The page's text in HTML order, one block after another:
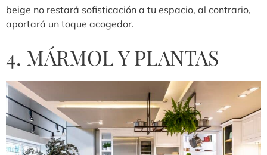
beige no restará sofisticación a tu espacio, al contrario,
aportará un toque acogedor.
4. MÁRMOL Y PLANTAS